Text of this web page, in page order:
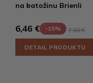
na batožinu Brienli
6,46 € -15% 7,60 €
DETAIL PRODUKTU